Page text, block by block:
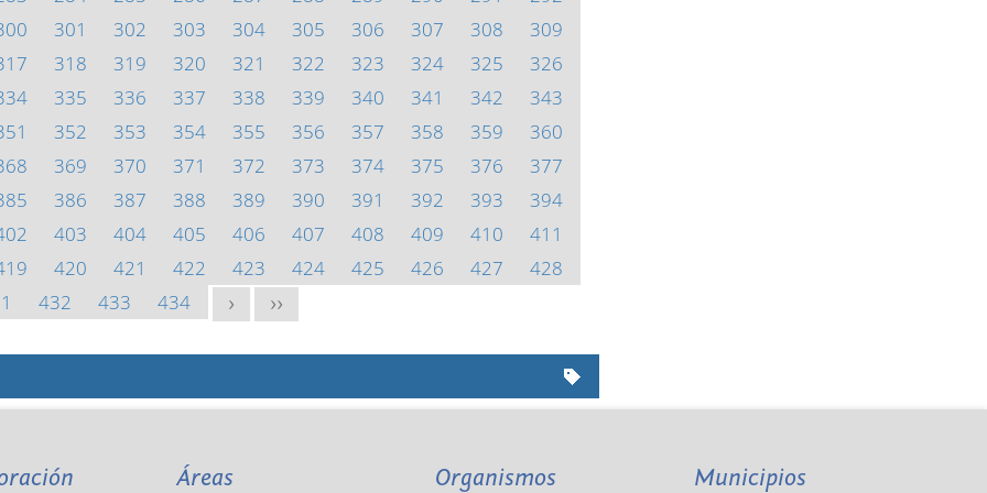
301 302 303 304 305 306 307 308
309
318 319 320 321 322 323 324 325
326
335 336 337 338 339 340 341 342
343
352 353 354 355 356 357 358 359
360
369 370 371 372 373 374 375 376
377
386 387 388 389 390 391 392 393
394
403 404 405 406 407 408 409 410
411
420 421 422 423 424 425 426 427
428
432 433 434 > >>
Áreas Organismos Municipios